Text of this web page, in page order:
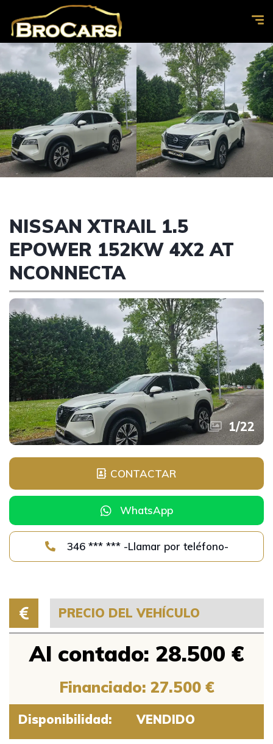
NISSAN XTRAIL 1.5
EPOWER 152KW 4X2 AT
NCONNECTA
1/22
CONTACTAR
WhatsApp
346 *** *** -Llamar por teléfono-
PRECIO DEL VEHÍCULO
Al contado: 28.500 €
Financiado: 27.500 €
Disponibilidad: VENDIDO